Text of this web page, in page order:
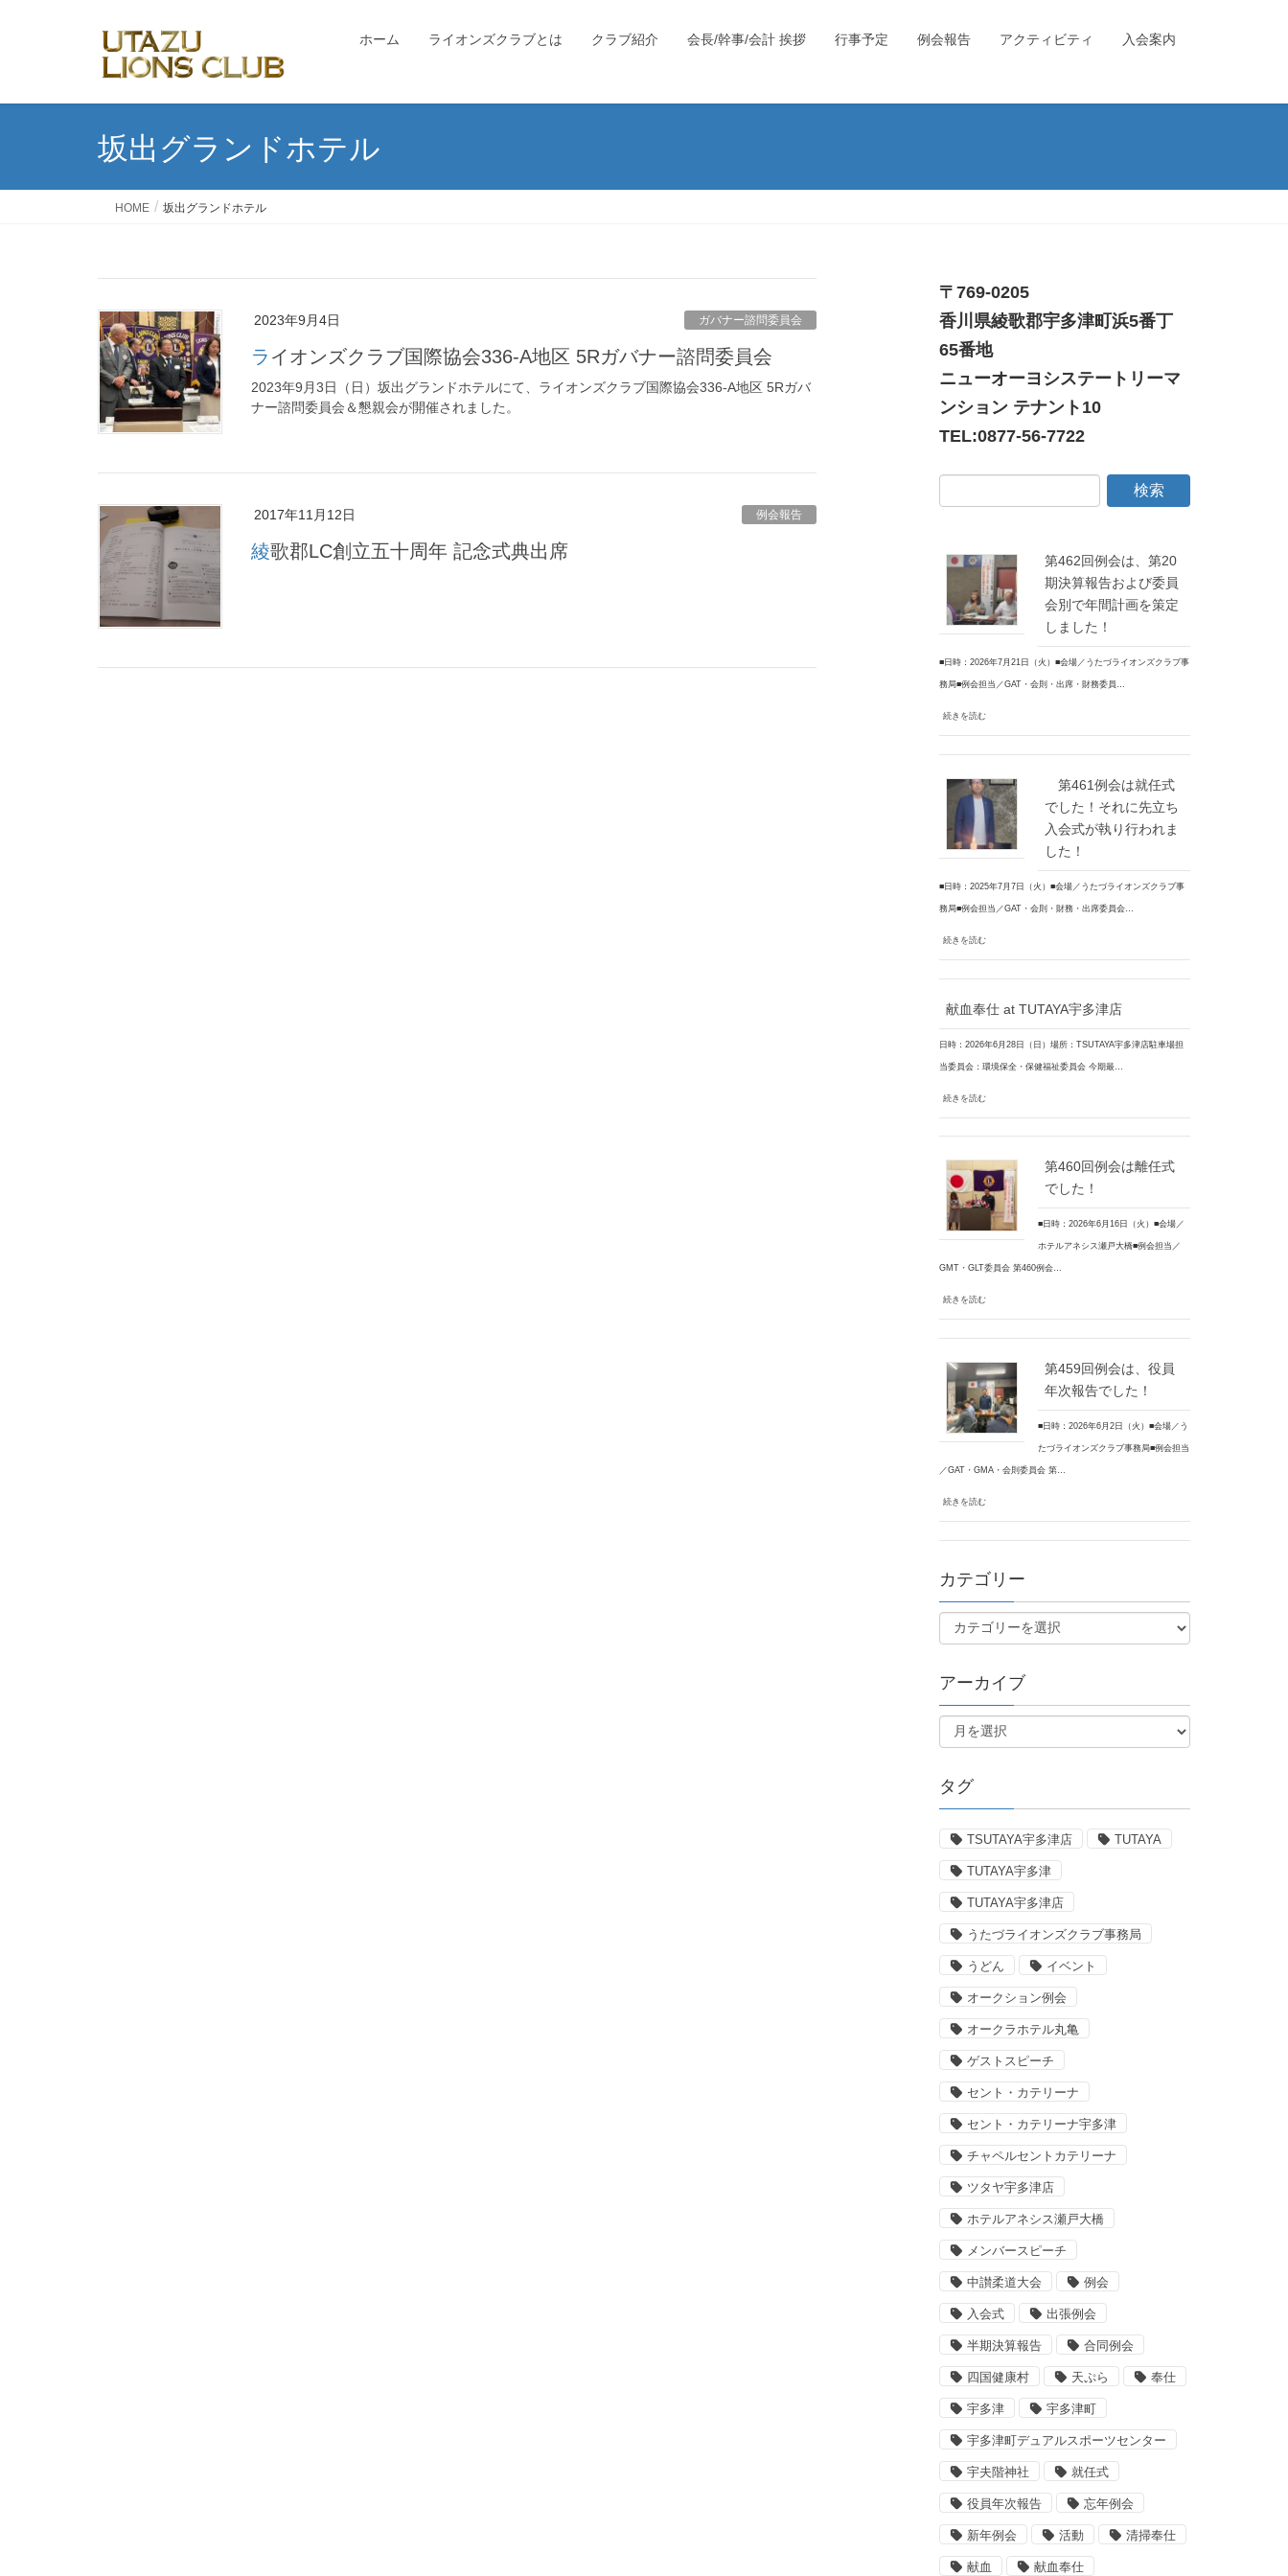
ホーム ライオンズクラブとは クラブ紹介 会長/幹事/会計 挨拶 行事予定 例会報告 アクティビティ 入会案内
坂出グランドホテル
HOME 坂出グランドホテル
2023年9月4日 ガバナー諮問委員会
ライオンズクラブ国際協会336-A地区 5Rガバナー諮問委員会
2023年9月3日（日）坂出グランドホテルにて、ライオンズクラブ国際協会336-A地区 5Rガバ
ナー諮問委員会＆懇親会が開催されました。
2017年11月12日 例会報告
綾歌郡LC創立五十周年 記念式典出席
〒769-0205
香川県綾歌郡宇多津町浜5番丁
65番地
ニューオーヨシステートリーマ
ンション テナント10
TEL:0877-56-7722
第462回例会は、第20
期決算報告および委員
会別で年間計画を策定
しました！
■日時：2026年7月21日（火）■会場／うたづライオンズクラブ事
務局■例会担当／GAT・会則・出席・財務委員…
続きを読む
第461例会は就任式
でした！それに先立ち
入会式が執り行われま
した！
■日時：2025年7月7日（火）■会場／うたづライオンズクラブ事
務局■例会担当／GAT・会則・財務・出席委員会…
続きを読む
献血奉仕 at TUTAYA宇多津店
日時：2026年6月28日（日）場所：TSUTAYA宇多津店駐車場担
当委員会：環境保全・保健福祉委員会 今期最…
続きを読む
第460回例会は離任式
でした！
■日時：2026年6月16日（火）■会場／
ホテルアネシス瀬戸大橋■例会担当／
GMT・GLT委員会 第460例会…
続きを読む
第459回例会は、役員
年次報告でした！
■日時：2026年6月2日（火）■会場／う
たづライオンズクラブ事務局■例会担当
／GAT・GMA・会則委員会 第…
続きを読む
カテゴリー
アーカイブ
タグ
TSUTAYA宇多津店 TUTAYA
TUTAYA宇多津
TUTAYA宇多津店
うたづライオンズクラブ事務局
うどん イベント
オークション例会
オークラホテル丸亀
ゲストスピーチ
セント・カテリーナ
セント・カテリーナ宇多津
チャペルセントカテリーナ
ツタヤ宇多津店
ホテルアネシス瀬戸大橋
メンバースピーチ
中讃柔道大会 例会
入会式 出張例会
半期決算報告 合同例会
四国健康村 天ぷら 奉仕
宇多津 宇多津町
宇多津町デュアルスポーツセンター
宇夫階神社 就任式
役員年次報告 忘年例会
新年例会 活動 清掃奉仕
献血 献血奉仕